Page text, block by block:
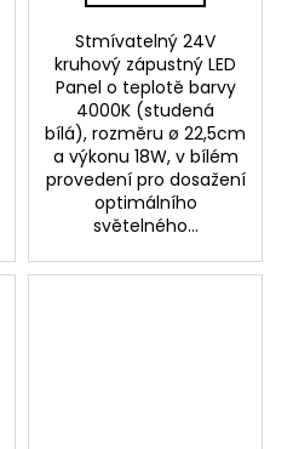
Stmívatelný 24V
kruhový zápustný LED
Panel o teplotě barvy
4000K (studená
bílá), rozměru ø 22,5cm
a výkonu 18W, v bílém
provedení pro dosažení
optimálního
světelného...